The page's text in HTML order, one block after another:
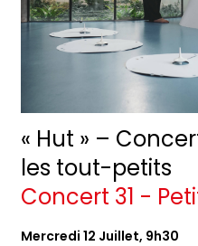
« Hut » –
les tout-petits
Concert 31 -
Mercredi 12 Juillet, 9h30